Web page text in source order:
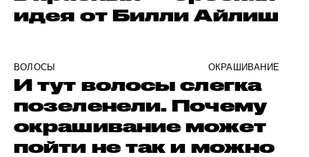
идея от Билли Айлиш
ВОЛОСЫ ОКРАШИВАНИЕ
И тут волосы слегка
позеленели. Почему
окрашивание может
пойти не так и можно